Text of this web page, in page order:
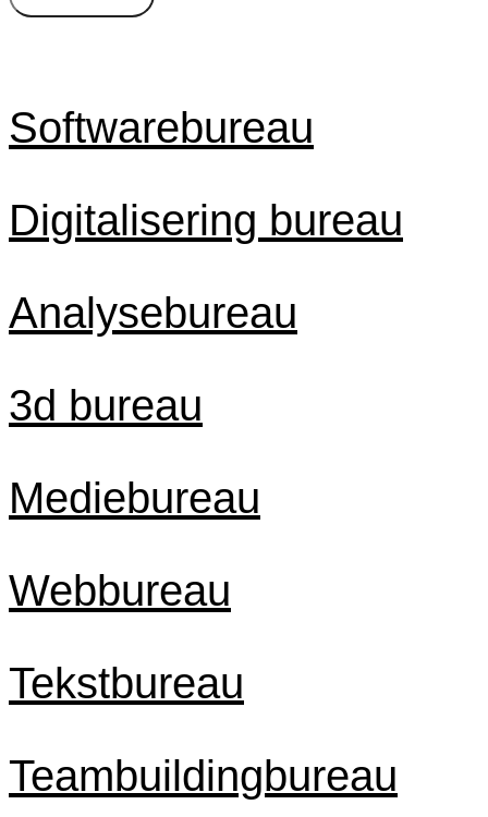
Softwarebureau
Digitalisering bureau
Analysebureau
3d bureau
Mediebureau
Webbureau
Tekstbureau
Teambuildingbureau